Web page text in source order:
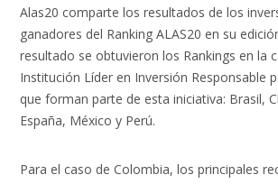
Alas20 comparte los resultados de los
ganadores del Ranking ALAS20 en su
resultado se obtuvieron los Rankings en la
Institución Líder en Inversión Responsable
que forman parte de esta iniciativa: Brasil,
España, México y Perú.
Para el caso de Colombia, los principales